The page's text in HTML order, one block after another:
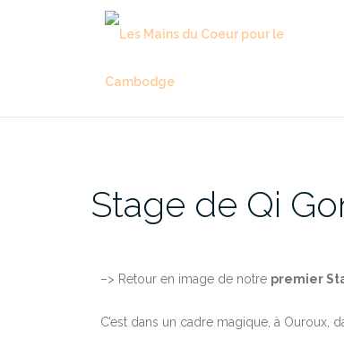
Stage de Qi
–> Retour en image de notre premier
C’est dans un cadre magique, à Ouroux,